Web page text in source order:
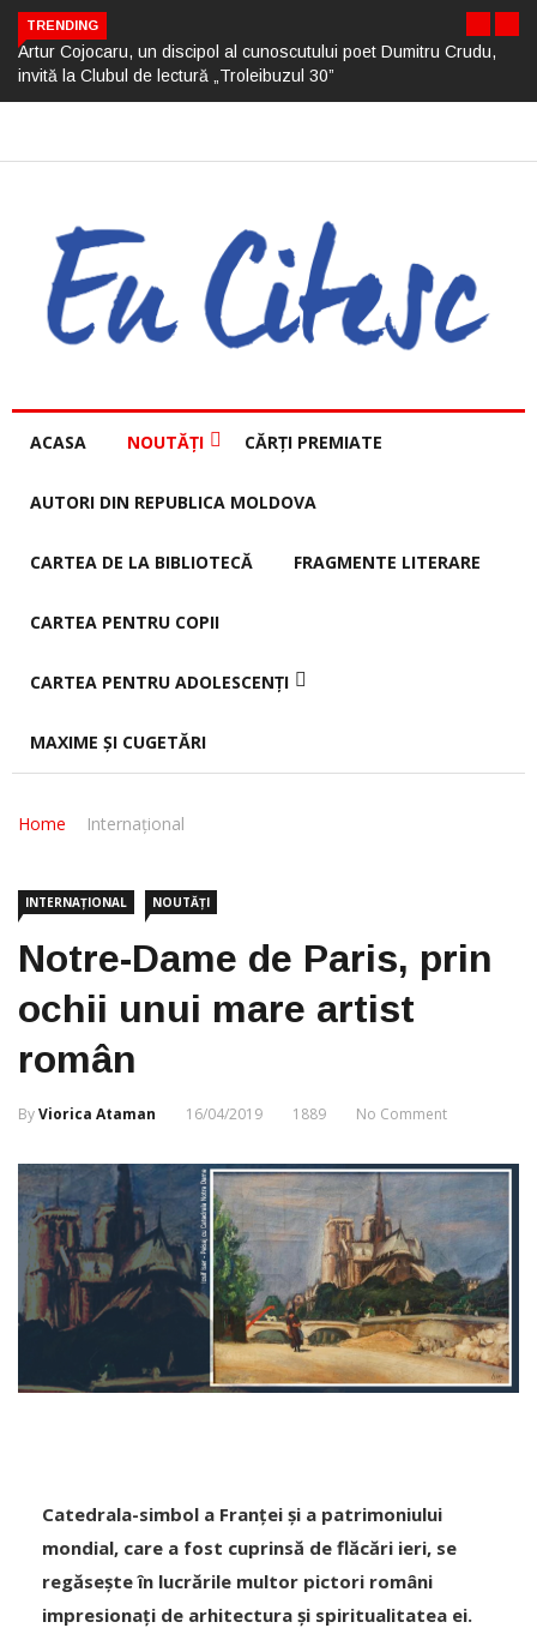
TRENDING
Artur Cojocaru, un discipol al cunoscutului poet Dumitru Crudu,
invită la Clubul de lectură „Troleibuzul 30”
ACASA NOUTĂȚI CĂRȚI PREMIATE
AUTORI DIN REPUBLICA MOLDOVA
CARTEA DE LA BIBLIOTECĂ FRAGMENTE LITERARE
CARTEA PENTRU COPII
CARTEA PENTRU ADOLESCENȚI
MAXIME ȘI CUGETĂRI
Home Internațional
INTERNAȚIONAL NOUTĂȚI
Notre-Dame de Paris, prin
ochii unui mare artist
român
ByViorica Ataman 16/04/2019 1889 No Comment
Catedrala-simbol a Franței și a patrimoniului
mondial, care a fost cuprinsă de flăcări ieri, se
regăsește în lucrările multor pictori români
impresionați de arhitectura și spiritualitatea ei.